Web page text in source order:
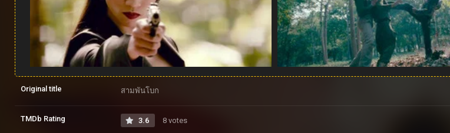
Original title สามพันโบก
TMDb Rating 3.6 8 votes